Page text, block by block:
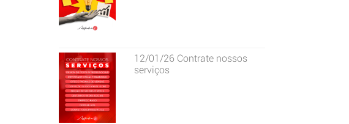
12/01/26 Contrate nossos
serviços